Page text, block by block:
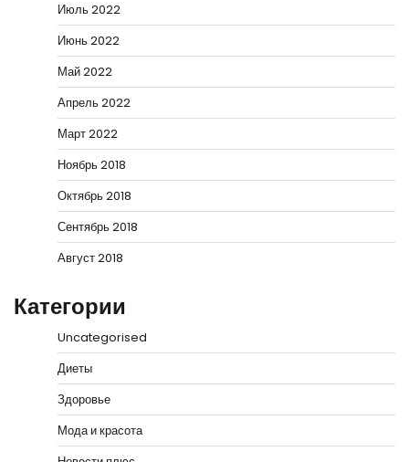
Июль 2022
Июнь 2022
Май 2022
Апрель 2022
Март 2022
Ноябрь 2018
Октябрь 2018
Сентябрь 2018
Август 2018
Категории
Uncategorised
Диеты
Здоровье
Мода и красота